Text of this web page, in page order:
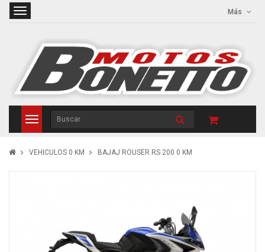
Más
VEHICULOS 0 KM BAJAJ ROUSER RS 200 0 KM